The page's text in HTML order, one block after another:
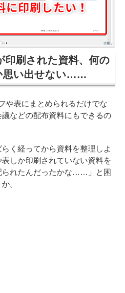
印刷された資料、何の
思い出せない……
や表にまとめられるだけでな
などの配布資料にもできるの
く経ってから資料を整理しよ
しか印刷されていない資料を
られたんだったかな……」と困
。